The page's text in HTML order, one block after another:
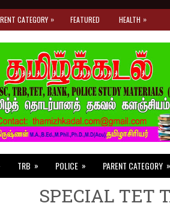
CATEGORY » FEATURED HEALTH »
TRB » POLICE » PARENT CATEGORY »
SPECIAL TET